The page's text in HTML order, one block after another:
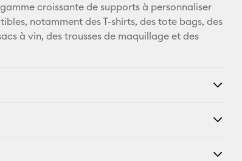
croissante de supports à personnaliser
notamment des T-shirts, des tote bags, des
à vin, des trousses de maquillage et des